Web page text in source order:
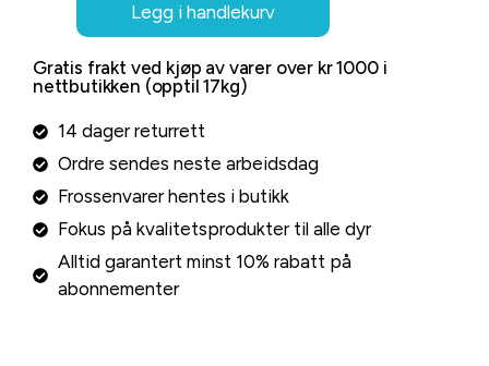
Legg i handlekurv
Gratis frakt ved kjøp av varer over kr 1000 i
nettbutikken (opptil 17kg)
14 dager returrett
Ordre sendes neste arbeidsdag
Frossenvarer hentes i butikk
Fokus på kvalitetsprodukter til alle dyr
Alltid garantert minst 10% rabatt på
abonnementer